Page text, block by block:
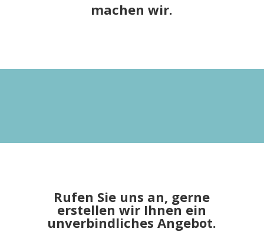
machen wir.
Rufen Sie uns an, gerne
erstellen wir Ihnen ein
unverbindliches Angebot.